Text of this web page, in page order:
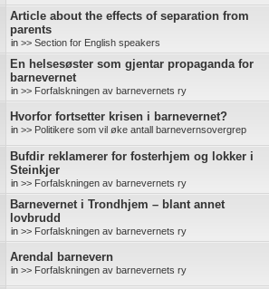
Article about the effects of separation from
parents
in >> Section for English speakers
En helsesøster som gjentar propaganda for
barnevernet
in >> Forfalskningen av barnevernets ry
Hvorfor fortsetter krisen i barnevernet?
in >> Politikere som vil øke antall barnevernsovergrep
Bufdir reklamerer for fosterhjem og lokker i
Steinkjer
in >> Forfalskningen av barnevernets ry
Barnevernet i Trondhjem – blant annet
lovbrudd
in >> Forfalskningen av barnevernets ry
Arendal barnevern
in >> Forfalskningen av barnevernets ry